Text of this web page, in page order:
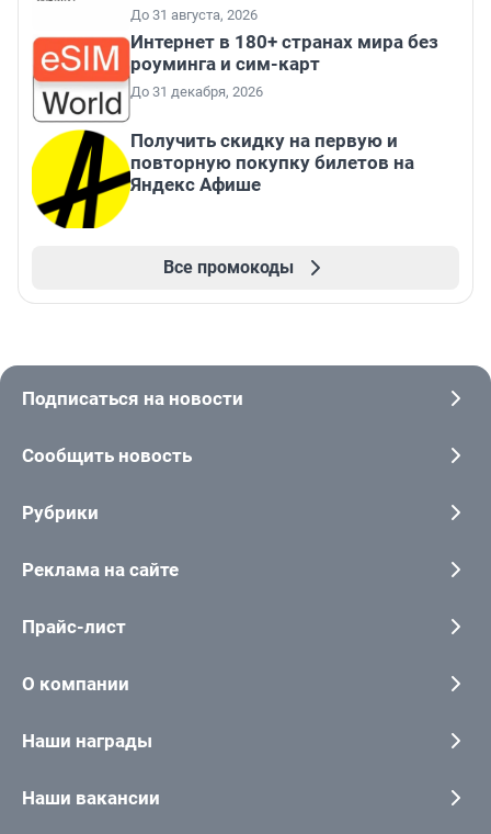
До 31 августа, 2026
Интернет в 180+ странах мира без
роуминга и сим-карт
До 31 декабря, 2026
Получить скидку на первую и
повторную покупку билетов на
Яндекс Афише
Все промокоды
Подписаться на новости
Сообщить новость
Рубрики
Реклама на сайте
Прайс-лист
О компании
Наши награды
Наши вакансии